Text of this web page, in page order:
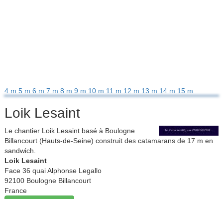
4 m 5 m 6 m 7 m 8 m 9 m 10 m 11 m 12 m 13 m 14 m 15 m
Loik Lesaint
Le chantier Loik Lesaint basé à Boulogne
Billancourt (Hauts-de-Seine) construit des catamarans de 17 m en
sandwich.
Loik Lesaint
Face 36 quai Alphonse Legallo
92100 Boulogne Billancourt
France